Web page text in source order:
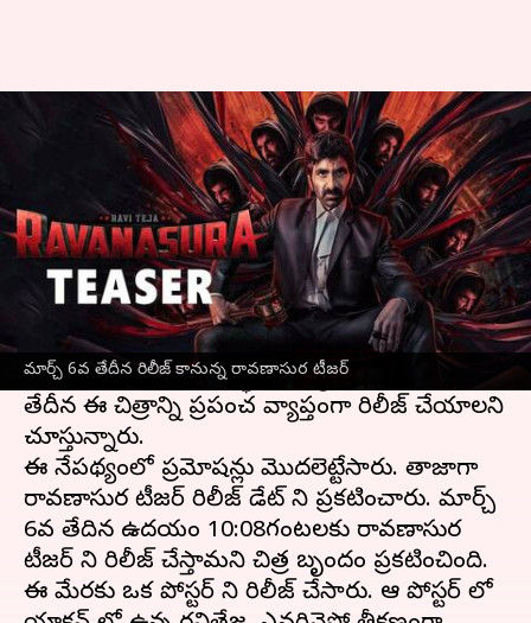
మార్చ్ 6వ తేదీన రిలీజ్ కానున్న రావణాసుర టీజర్
రవితేజ రావణాసుర ప్రమోషన్స్
మొదలు: టీజర్ రిలీజ్ ఎప్పుడంటే
Sriram Pranateja Mar 02, 2023 09:42 am
ఈ వార్తాకథనం ఏంటి
వరుస హిట్లతో దూసుకుపోతున్న మాస్ మహారాజ
రవితేజ, ఈసారి రావణాసుర చిత్రంతో ప్రేక్షకుల
ముందుకు రావడానికి సిద్ధమయ్యాడు. ఏప్రిల్ 7వ
తేదీన ఈ చిత్రాన్ని ప్రపంచ వ్యాప్తంగా రిలీజ్ చేయాలని
చూస్తున్నారు.
ఈ నేపథ్యంలో ప్రమోషన్లు మొదలెట్టేసారు. తాజాగా
రావణాసుర టీజర్ రిలీజ్ డేట్ ని ప్రకటించారు. మార్చ్
6వ తేదిన ఉదయం 10:08గంటలకు రావణాసుర
టీజర్ ని రిలీజ్ చేస్తామని చిత్ర బృందం ప్రకటించింది.
ఈ మేరకు ఒక పోస్టర్ ని రిలీజ్ చేసారు. ఆ పోస్టర్ లో